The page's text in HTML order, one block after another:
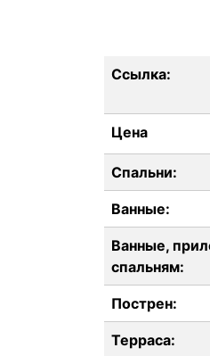
Ссылка:
Цена
Спальни:
Ванные:
Ванные,
спальням:
Пострен:
Терраса: